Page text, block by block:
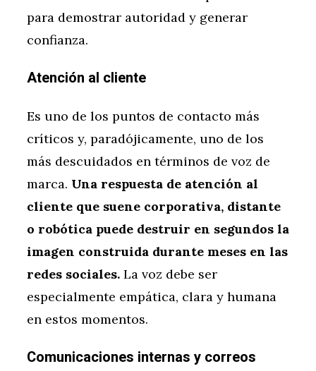
para demostrar autoridad y generar
confianza.
Atención al cliente
Es uno de los puntos de contacto más
críticos y, paradójicamente, uno de los
más descuidados en términos de voz de
marca. Una respuesta de atención al
cliente que suene corporativa, distante
o robótica puede destruir en segundos la
imagen construida durante meses en las
redes sociales. La voz debe ser
especialmente empática, clara y humana
en estos momentos.
Comunicaciones internas y correos